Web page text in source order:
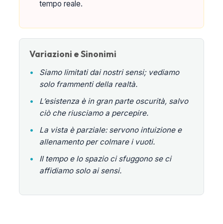
tempo reale.
Variazioni e Sinonimi
•
Siamo limitati dai nostri sensi; vediamo
solo frammenti della realtà.
•
L’esistenza è in gran parte oscurità, salvo
ciò che riusciamo a percepire.
•
La vista è parziale: servono intuizione e
allenamento per colmare i vuoti.
•
Il tempo e lo spazio ci sfuggono se ci
affidiamo solo ai sensi.